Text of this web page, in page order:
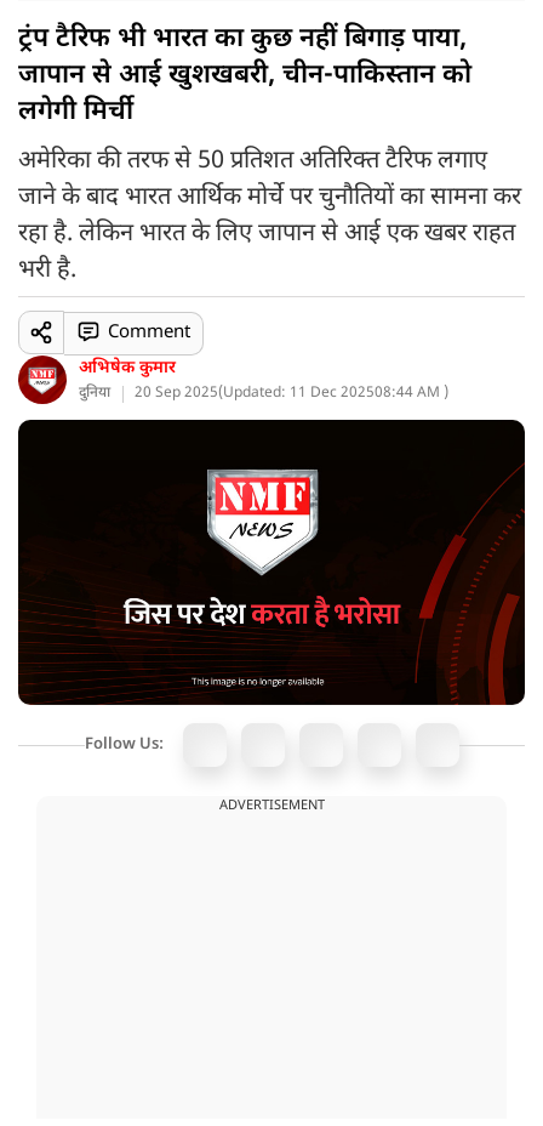
ट्रंप टैरिफ भी भारत का कुछ नहीं बिगाड़ पाया,
जापान से आई खुशखबरी, चीन-पाकिस्तान को
लगेगी मिर्ची
अमेरिका की तरफ से 50 प्रतिशत अतिरिक्त टैरिफ लगाए
जाने के बाद भारत आर्थिक मोर्चे पर चुनौतियों का सामना कर
रहा है. लेकिन भारत के लिए जापान से आई एक खबर राहत
भरी है.
अभिषेक कुमार
दुनिया 20 Sep 2025(Updated: 11 Dec 202508:44 AM )
Comment
Follow Us:
ADVERTISEMENT